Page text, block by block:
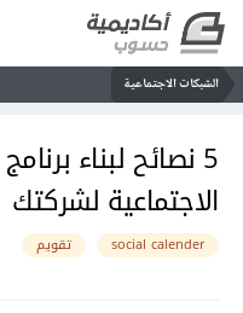
الشبكات الاجتماعية
5 نصائح لبناء
الاجتماعية لشركتك
social calender تقويم